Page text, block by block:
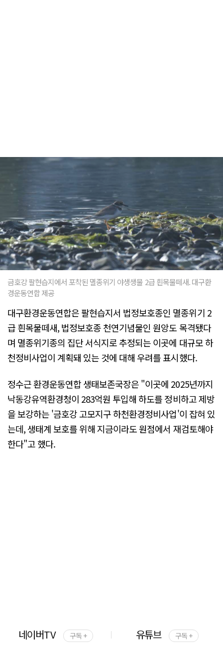
금호강 팔현습지에서 포착된 멸종위기 야생생물 2급 흰목물떼새. 대구환
경운동연합 제공
대구환경운동연합은 팔현습지서 법정보호종인 멸종위기 2
급 흰목물떼새, 법정보호종 천연기념물인 원앙도 목격됐다
며 멸종위기종의 집단 서식지로 추정되는 이곳에 대규모 하
천정비사업이 계획돼 있는 것에 대해 우려를 표시했다.
정수근 환경운동연합 생태보존국장은 "이곳에 2025년까지
낙동강유역환경청이 283억원 투입해 하도를 정비하고 제방
을 보강하는 '금호강 고모지구 하천환경정비사업'이 잡혀 있
는데, 생태계 보호를 위해 지금이라도 원점에서 재검토해야
한다"고 했다.
네이버TV 구독 + 유튜브 구독 +